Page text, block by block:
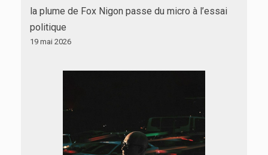
la plume de Fox Nigon passe du micro à l’essai
politique
19 mai 2026